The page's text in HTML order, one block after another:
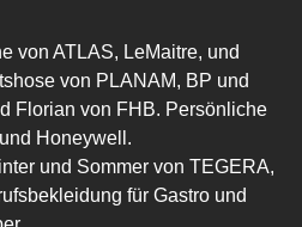
von ATLAS, LeMaitre, und
von PLANAM, BP und
Florian von FHB. Persönliche
Honeywell.
und Sommer von TEGERA,
für Gastro und